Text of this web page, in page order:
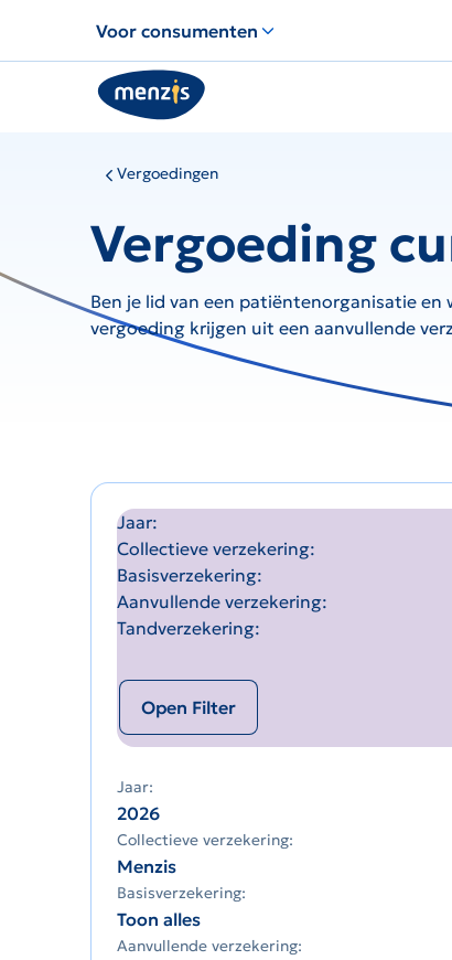
voor
snelle
navigatie
Voor consumenten
Vergoedingen
Vergoeding
Ben je lid van een patiëntenorganisatie en
vergoeding krijgen uit een aanvullende
Jaar
Collectieve verzekering
Basisverzekering
Aanvullende verzekering
Tandverzekering
Open Filter
Jaar:
2026
Collectieve verzekering:
Menzis
Basisverzekering:
Toon alles
Aanvullende verzekering: